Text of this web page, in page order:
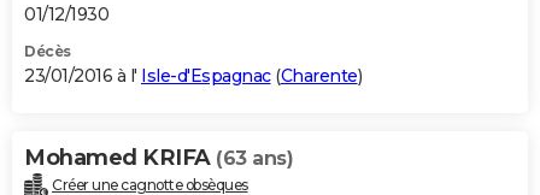
01/12/1930
Décès
23/01/2016 à l' Isle-d'Espagnac(Charente)
Mohamed KRIFA (63 ans)
Créer une cagnotte obsèques